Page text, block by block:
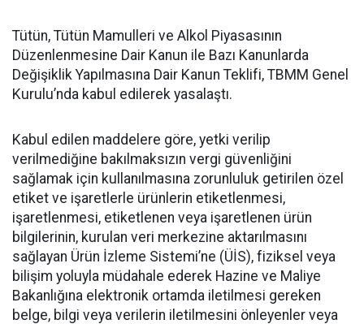
Tütün, Tütün Mamulleri ve Alkol Piyasasının
Düzenlenmesine Dair Kanun ile Bazı Kanunlarda
Değişiklik Yapılmasına Dair Kanun Teklifi, TBMM Genel
Kurulu’nda kabul edilerek yasalaştı.
Kabul edilen maddelere göre, yetki verilip
verilmediğine bakılmaksızın vergi güvenliğini
sağlamak için kullanılmasına zorunluluk getirilen özel
etiket ve işaretlerle ürünlerin etiketlenmesi,
işaretlenmesi, etiketlenen veya işaretlenen ürün
bilgilerinin, kurulan veri merkezine aktarılmasını
sağlayan Ürün İzleme Sistemi’ne (ÜİS), fiziksel veya
bilişim yoluyla müdahale ederek Hazine ve Maliye
Bakanlığına elektronik ortamda iletilmesi gereken
belge, bilgi veya verilerin iletilmesini önleyenler veya